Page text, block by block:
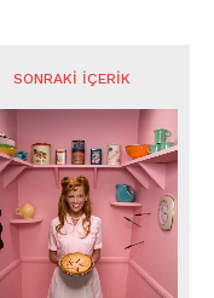
SONRAKI İÇERIK